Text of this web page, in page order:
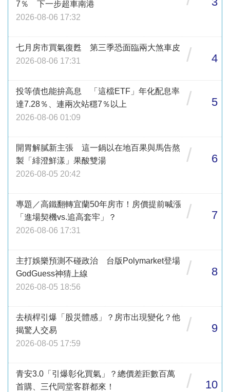
7％ 下一步超車南港
2026-08-06 17:32
七月房市買氣復甦 第三季恐面臨兩大煞車皮
2026-08-06 17:31
/ 4
投等債也能拚高息 「這檔ETF」年化配息率
達7.28％、連兩次站穩7％以上
2026-08-06 01:09
/ 5
開胃解膩新主張 這一鍋以在地百果與馬告熬
製「緋澄鮮漾」果酸雙湯
2026-08-05 20:42
/ 6
專題／高鐵翻轉宜蘭50年房市！房價提前喊漲
「進場契機vs.追高套牢」？
2026-08-06 17:31
/ 7
主打娛樂預測不碰政治 台版Polymarket登場
GodGuess神猜上線
2026-08-05 18:56
/ 8
去槓桿引爆「股災體感」？房市出現變化？他
揭驚人交易
2026-08-05 17:59
/ 9
青安3.0「引爆彰化買氣」？總價差距數百萬
首購、三代同堂客群都來！
/ 10